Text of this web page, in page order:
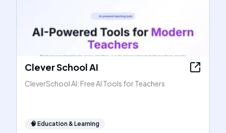
Clever School AI
CleverSchool AI: Free AI Tools for Teachers
🧠 Education & Learning